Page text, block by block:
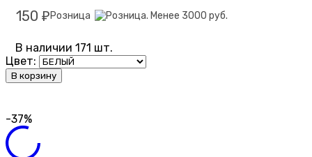
150 ₽ Розница
В наличии 171 шт.
Цвет:
В корзину
-37%